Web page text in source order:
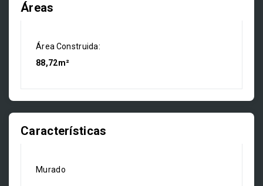
Áreas
Área Construida:
88,72m²
Características
Murado